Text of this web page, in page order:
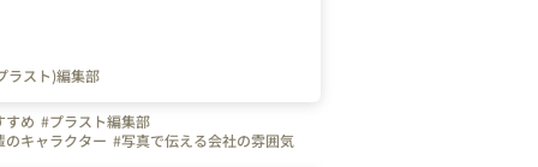
ラスト)編集部
すめ #プラスト編集部
のキャラクター #写真で伝える会社の雰囲気